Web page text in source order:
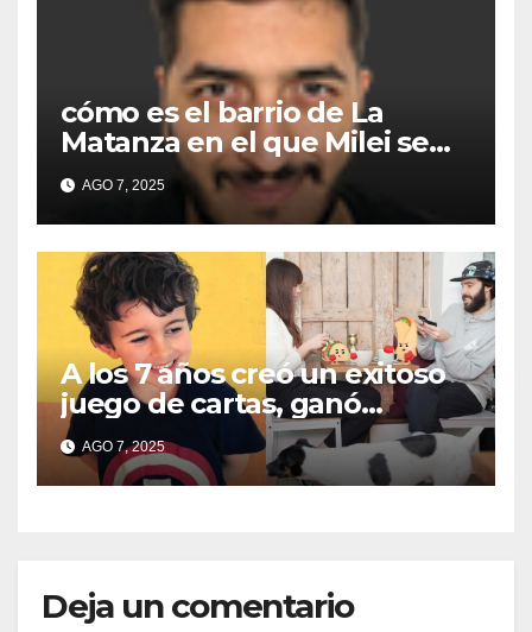
cómo es el barrio de La
Matanza en el que Milei se
sacó la foto de lanzamiento
de campaña en provincia de
Buenos Aires
AGO 7, 2025
A los 7 años creó un exitoso
juego de cartas, ganó
millones y ahora vendió la
idea para cumplir su sueño
AGO 7, 2025
Deja un comentario